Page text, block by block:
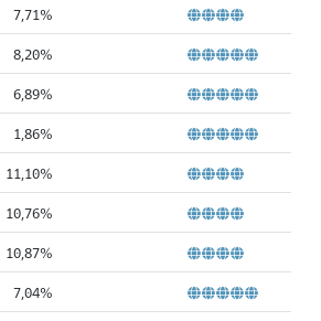
7,71%
8,20%
6,89%
1,86%
11,10%
10,76%
10,87%
7,04%